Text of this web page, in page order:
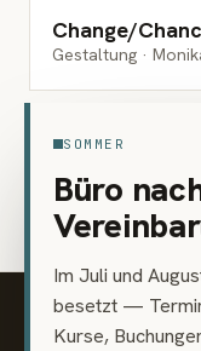
SOMMER
Büro
Im Juli und
besetzt —
Kurse,
ILLUSTRATION
Change/
Gestaltung ·
ILLUSTRATION
Graphic
Gestaltung ·
HALTUNG